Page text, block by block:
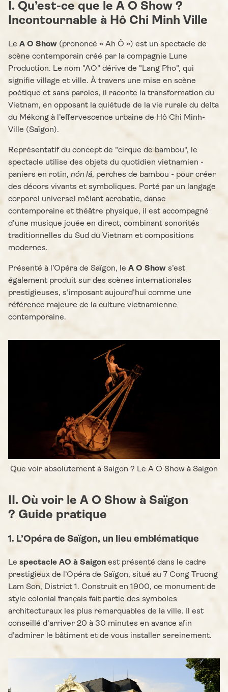
I. Qu’est-ce que le A O Show ?
Incontournable à Hô Chi Minh Ville
Le A O Show (prononcé « Ah Ô ») est un spectacle de
scène contemporain créé par la compagnie Lune
Production. Le nom "AO" dérive de "Lang Pho", qui
signifie village et ville. À travers une mise en scène
poétique et sans paroles, il raconte la transformation du
Vietnam, en opposant la quiétude de la vie rurale du delta
du Mékong à l’effervescence urbaine de Hô Chi Minh-
Ville (Saïgon).
Représentatif du concept de "cirque de bambou", le
spectacle utilise des objets du quotidien vietnamien -
paniers en rotin, nón lá, perches de bambou - pour créer
des décors vivants et symboliques. Porté par un langage
corporel universel mêlant acrobatie, danse
contemporaine et théâtre physique, il est accompagné
d’une musique jouée en direct, combinant sonorités
traditionnelles du Sud du Vietnam et compositions
modernes.
Présenté à l’Opéra de Saïgon, le A O Show s’est
également produit sur des scènes internationales
prestigieuses, s’imposant aujourd’hui comme une
référence majeure de la culture vietnamienne
contemporaine.
Que voir absolutement à Saigon ? Le A O Show à Saigon
II. Où voir le A O Show à Saïgon
? Guide pratique
1. L’Opéra de Saïgon, un lieu emblématique
Le spectacle AO à Saigon est présenté dans le cadre
prestigieux de l’Opéra de Saïgon, situé au 7 Cong Truong
Lam Son, District 1. Construit en 1900, ce monument de
style colonial français fait partie des symboles
architecturaux les plus remarquables de la ville. Il est
conseillé d’arriver 20 à 30 minutes en avance afin
d’admirer le bâtiment et de vous installer sereinement.